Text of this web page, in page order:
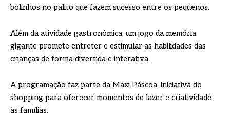
bolinhos no palito que fazem sucesso entre os pequenos.
Além da atividade gastronômica, um jogo da memória
gigante promete entreter e estimular as habilidades das
crianças de forma divertida e interativa.
A programação faz parte da Maxi Páscoa, iniciativa do
shopping para oferecer momentos de lazer e criatividade
às famílias.